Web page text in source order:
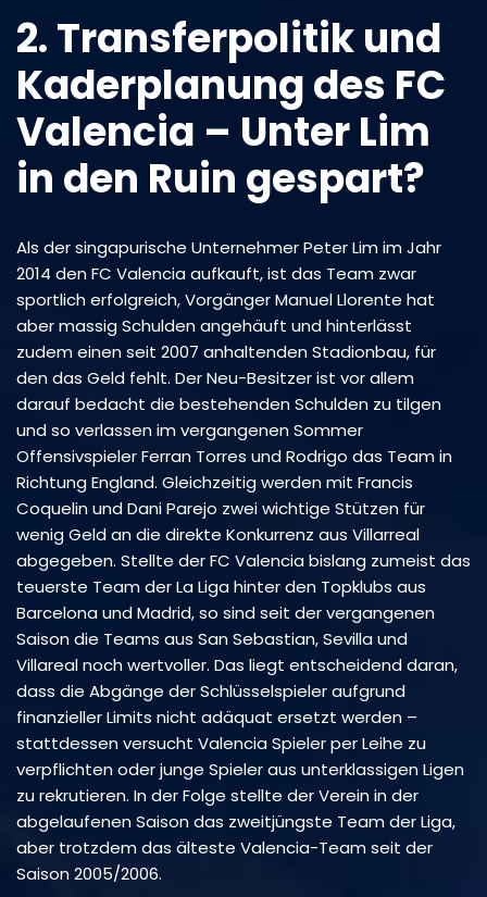
2. Transferpolitik und
Kaderplanung des FC
Valencia – Unter Lim
in den Ruin gespart?
Als der singapurische Unternehmer Peter Lim im Jahr
2014 den FC Valencia aufkauft, ist das Team zwar
sportlich erfolgreich, Vorgänger Manuel Llorente hat
aber massig Schulden angehäuft und hinterlässt
zudem einen seit 2007 anhaltenden Stadionbau, für
den das Geld fehlt. Der Neu-Besitzer ist vor allem
darauf bedacht die bestehenden Schulden zu tilgen
und so verlassen im vergangenen Sommer
Offensivspieler Ferran Torres und Rodrigo das Team in
Richtung England. Gleichzeitig werden mit Francis
Coquelin und Dani Parejo zwei wichtige Stützen für
wenig Geld an die direkte Konkurrenz aus Villarreal
abgegeben. Stellte der FC Valencia bislang zumeist das
teuerste Team der La Liga hinter den Topklubs aus
Barcelona und Madrid, so sind seit der vergangenen
Saison die Teams aus San Sebastian, Sevilla und
Villareal noch wertvoller. Das liegt entscheidend daran,
dass die Abgänge der Schlüsselspieler aufgrund
finanzieller Limits nicht adäquat ersetzt werden –
stattdessen versucht Valencia Spieler per Leihe zu
verpflichten oder junge Spieler aus unterklassigen Ligen
zu rekrutieren. In der Folge stellte der Verein in der
abgelaufenen Saison das zweitjüngste Team der Liga,
aber trotzdem das älteste Valencia-Team seit der
Saison 2005/2006.